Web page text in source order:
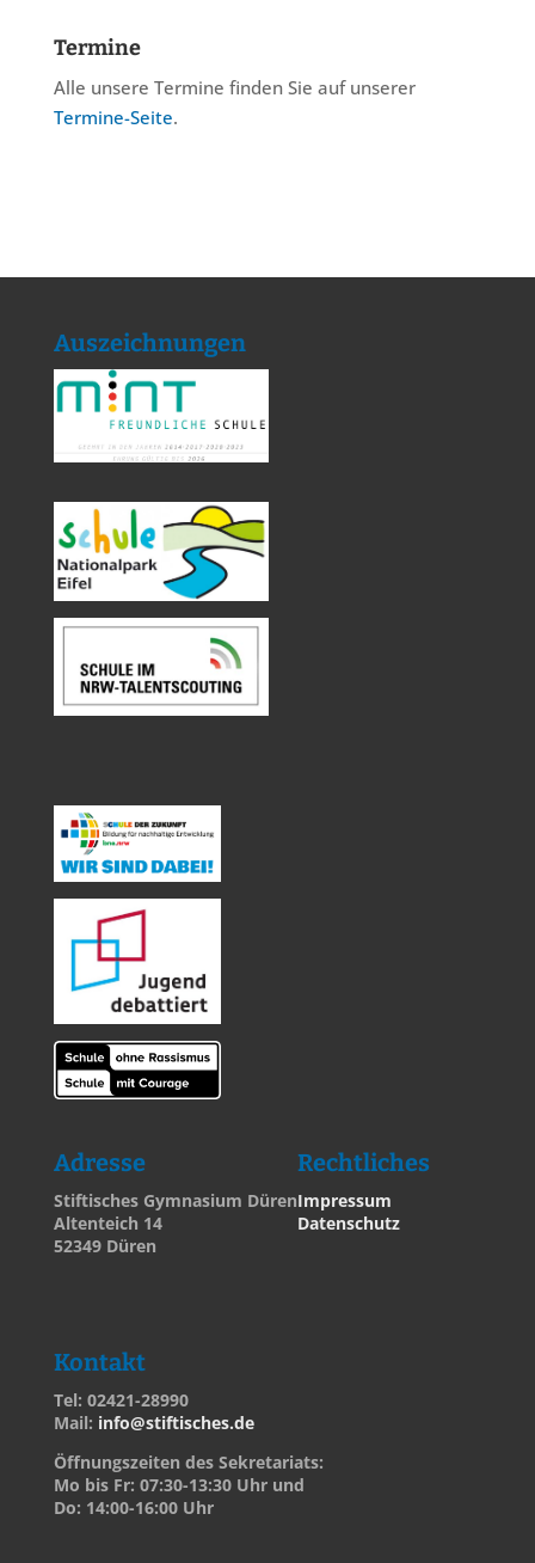
Termine
Alle unsere Termine finden Sie auf unserer
Termine-Seite.
Auszeichnungen
Adresse
Stiftisches Gymnasium Düren
Altenteich 14
52349 Düren
Rechtliches
Impressum
Datenschutz
Kontakt
Tel: 02421-28990
Mail: info@stiftisches.de
Öffnungszeiten des Sekretariats:
Mo bis Fr: 07:30-13:30 Uhr und
Do: 14:00-16:00 Uhr